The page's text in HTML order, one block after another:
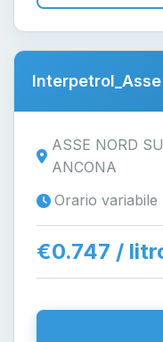
ASSE NORD
ANCONA
Orario variabile
€0.747 /